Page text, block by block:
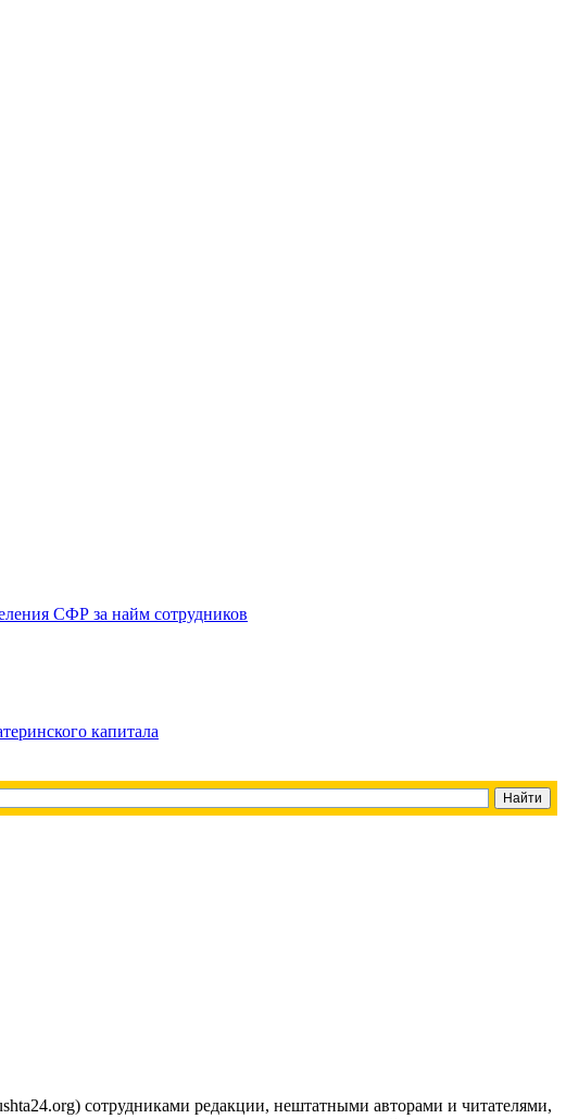
СФР за найм сотрудников
капитала
сотрудниками редакции, нештатными авторами и читателями,